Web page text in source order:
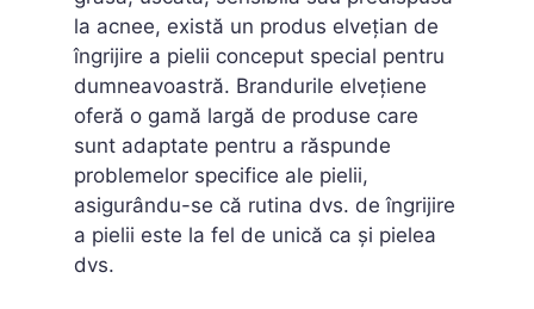
la acnee, există un produs elvețian de
îngrijire a pielii conceput special pentru
dumneavoastră. Brandurile elvețiene
oferă o gamă largă de produse care
sunt adaptate pentru a răspunde
problemelor specifice ale pielii,
asigurându-se că rutina dvs. de îngrijire
a pielii este la fel de unică ca și pielea
dvs.